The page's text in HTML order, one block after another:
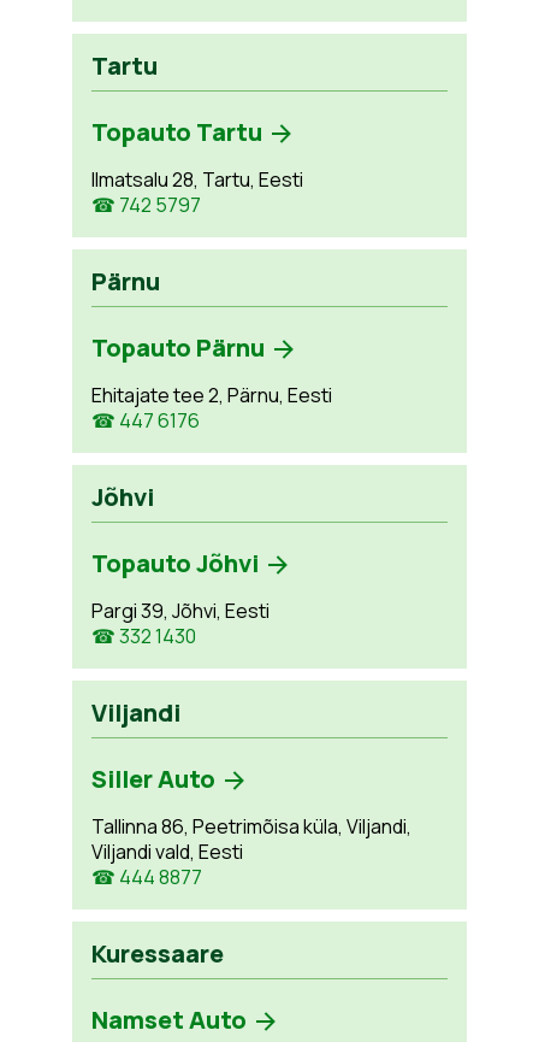
Tartu
Topauto Tartu
Ilmatsalu 28, Tartu, Eesti
☎ 742 5797
Pärnu
Topauto Pärnu
Ehitajate tee 2, Pärnu, Eesti
☎ 447 6176
Jõhvi
Topauto Jõhvi
Pargi 39, Jõhvi, Eesti
☎ 332 1430
Viljandi
Siller Auto
Tallinna 86, Peetrimõisa küla, Viljandi,
Viljandi vald, Eesti
☎ 444 8877
Kuressaare
Namset Auto